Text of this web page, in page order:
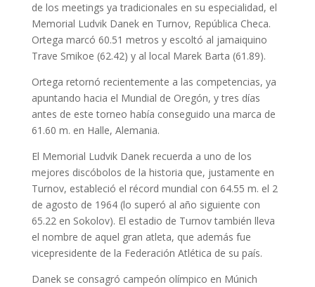
de los meetings ya tradicionales en su especialidad, el
Memorial Ludvik Danek en Turnov, República Checa.
Ortega marcó 60.51 metros y escoltó al jamaiquino
Trave Smikoe (62.42) y al local Marek Barta (61.89).
Ortega retornó recientemente a las competencias, ya
apuntando hacia el Mundial de Oregón, y tres días
antes de este torneo había conseguido una marca de
61.60 m. en Halle, Alemania.
El Memorial Ludvik Danek recuerda a uno de los
mejores discóbolos de la historia que, justamente en
Turnov, estableció el récord mundial con 64.55 m. el 2
de agosto de 1964 (lo superó al año siguiente con
65.22 en Sokolov). El estadio de Turnov también lleva
el nombre de aquel gran atleta, que además fue
vicepresidente de la Federación Atlética de su país.
Danek se consagró campeón olímpico en Múnich